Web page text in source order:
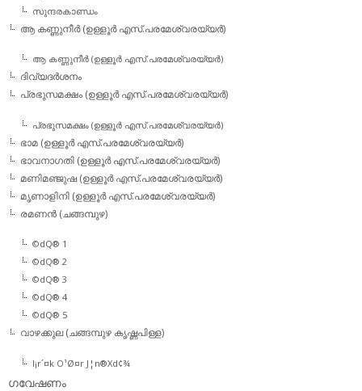
സുന്ദരകാണ്ഡം
ആ കണ്ണുനീര്‍ (ഉള്ളൂര്‍ എസ്.പരമേശ്വരയ്യര്‍)
ആ കണ്ണുനീര്‍ (ഉള്ളൂര്‍ എസ്.പരമേശ്വരയ്യര്‍)
ദിവ്യദര്‍ശനം
പ്രഭുസമക്ഷം (ഉള്ളൂര്‍ എസ്.പരമേശ്വരയ്യര്‍)
പ്രഭുസമക്ഷം (ഉള്ളൂര്‍ എസ്.പരമേശ്വരയ്യര്‍)
ഭാമ (ഉള്ളൂര്‍ എസ്.പരമേശ്വരയ്യര്‍)
ഭാവനാഗതി (ഉള്ളൂര്‍ എസ്.പരമേശ്വരയ്യര്‍)
മണിമഞ്ജുഷ (ഉള്ളൂര്‍ എസ്.പരമേശ്വരയ്യര്‍)
മൃണാളിനി (ഉള്ളൂര്‍ എസ്.പരമേശ്വരയ്യര്‍)
രമണന്‍ (ചങ്ങമ്പുഴ)
©dQ® 1
©dQ® 2
©dQ® 3
©dQ® 4
©dQ® 5
വാഴക്കുല (ചങ്ങമ്പുഴ കൃഷ്ണപിള്ള)
l¡r´¤k O¹Ø¤r J¦n®Xd¢¾
ഗവേഷണം